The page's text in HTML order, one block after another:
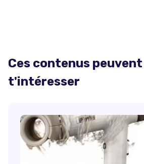
Ces contenus
t'intéresser